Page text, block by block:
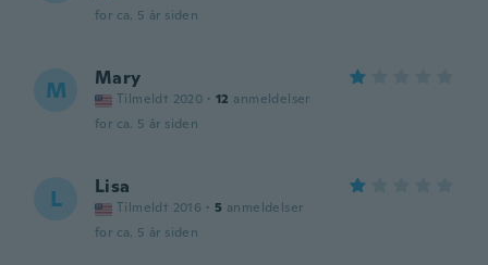
for ca. 5 år siden
M Mary
Tilmeldt 2020 · 12 anmeldelser
for ca. 5 år siden
L Lisa
Tilmeldt 2016 · 5 anmeldelser
for ca. 5 år siden